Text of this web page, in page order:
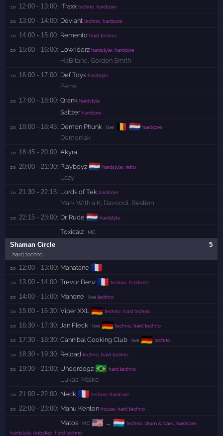
zo 12:00 - 13:00: iTraxx techno, hardcore
zo 13:00 - 14:00: Deviant techno, hardcore
zo 14:00 - 15:00: Remento hard techno
zo 15:00 - 16:00: Lowriderz hardstyle, hardcore
H4Bitane ,Gordon Smith
zo 16:00 - 17:00: Def Toys hardstyle
Perre
zo 17:00 - 18:00: Qrank hardstyle
Saltzer hardcore
zo 18:00 - 18:45: Demon Phunk · live 🇧🇪 🇳🇱 hardcore
Demoniak
zo 18:45 - 20:00: Akyra
zo 20:00 - 21:30: Playboyz 🇳🇱 hardstyle, retro
Lazy
zo 21:30 - 22:15: Lords of Tek hardcore
Mark With a K Davoodi Bestien
zo 22:15 - 23:00: Dr. Rude 🇳🇱 hardstyle
Toxicalz · MC
5
Shaman Circle
hard techno
zo 12:00 - 13:00: Manatane 🇫🇷
zo 13:00 - 14:00: Trevor Benz 🇫🇷 techno, hardcore
zo 14:00 - 15:00: Manone · live techno
zo 15:00 - 16:30: Viper XXL 🇩🇪 techno, hard techno
zo 16:30 - 17:30: Jan Fleck · live 🇩🇪 techno, hard techno
zo 17:30 - 18:30: Cannibal Cooking Club · live 🇩🇪 techno
zo 18:30 - 19:30: Reload techno, hard techno
zo 19:30 - 21:00: Underdogz 🇧🇷 hard techno
Lukas Malke
zo 21:00 - 22:00: Neck 🇫🇷 techno, hardcore
zo 22:00 - 23:00: Manu Kenton house, hard techno
Matos · MC 🇺🇸 → 🇱🇺 techno, drum & bass, hardcore,
hardstyle, dubstep, hard techno